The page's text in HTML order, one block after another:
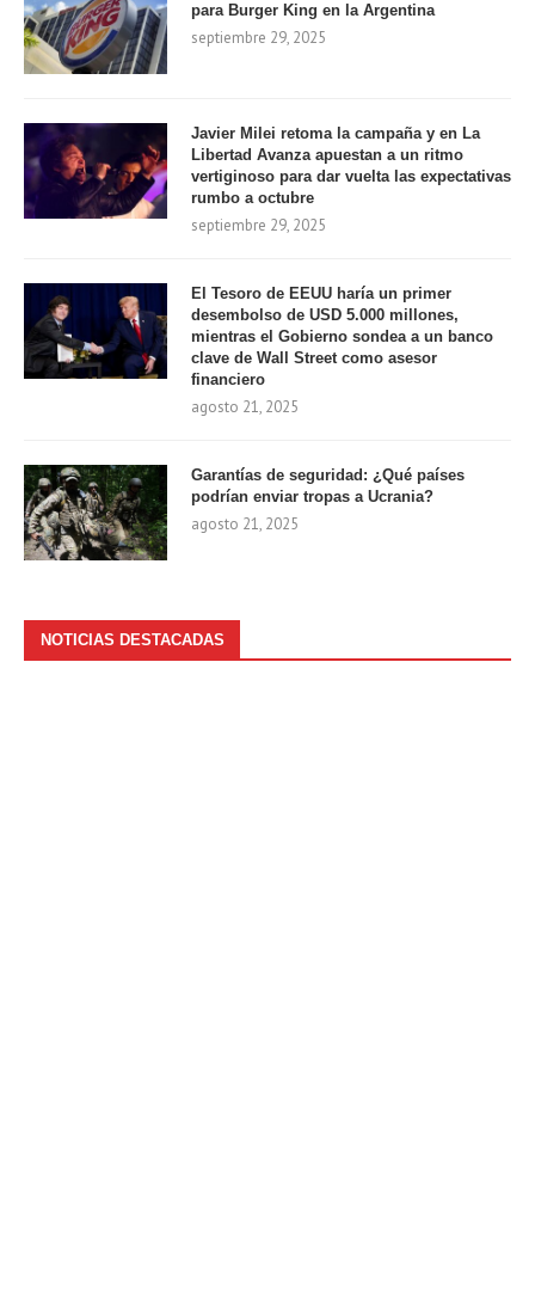
para Burger King en la Argentina
septiembre 29, 2025
Javier Milei retoma la campaña y en La
Libertad Avanza apuestan a un ritmo
vertiginoso para dar vuelta las expectativas
rumbo a octubre
septiembre 29, 2025
El Tesoro de EEUU haría un primer
desembolso de USD 5.000 millones,
mientras el Gobierno sondea a un banco
clave de Wall Street como asesor
financiero
agosto 21, 2025
Garantías de seguridad: ¿Qué países
podrían enviar tropas a Ucrania?
agosto 21, 2025
NOTICIAS DESTACADAS